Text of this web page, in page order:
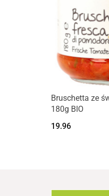
Bruschetta ze
180g BIO
19.96